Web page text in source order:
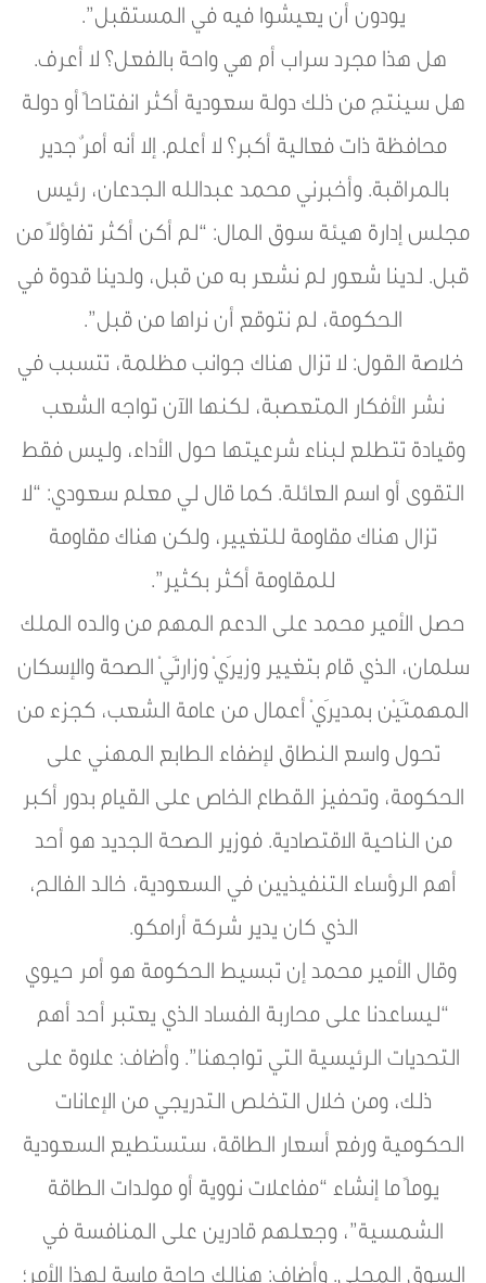
يودون أن يعيشوا فيه في المستقبل”.
هل هذا مجرد سراب أم هي واحة بالفعل؟ لا أعرف.
هل سينتج من ذلك دولة سعودية أكثر انفتاحاً أو دولة
محافظة ذات فعالية أكبر؟ لا أعلم. إلا أنه أمرٌ جدير
بالمراقبة. وأخبرني محمد عبدالله الجدعان، رئيس
مجلس إدارة هيئة سوق المال: “لم أكن أكثر تفاؤلاً من
قبل. لدينا شعور لم نشعر به من قبل، ولدينا قدوة في
الحكومة، لم نتوقع أن نراها من قبل”.
خلاصة القول: لا تزال هناك جوانب مظلمة، تتسبب في
نشر الأفكار المتعصبة، لكنها الآن تواجه الشعب
وقيادة تتطلع لبناء شرعيتها حول الأداء، وليس فقط
التقوى أو اسم العائلة. كما قال لي معلم سعودي: “لا
تزال هناك مقاومة للتغيير، ولكن هناك مقاومة
للمقاومة أكثر بكثير”.
حصل الأمير محمد على الدعم المهم من والده الملك
سلمان، الذي قام بتغيير وزيرَيْ وزارتَيْ الصحة والإسكان
المهمتَيْن بمديرَيْ أعمال من عامة الشعب، كجزء من
تحول واسع النطاق لإضفاء الطابع المهني على
الحكومة، وتحفيز القطاع الخاص على القيام بدور أكبر
من الناحية الاقتصادية. فوزير الصحة الجديد هو أحد
أهم الرؤساء التنفيذيين في السعودية، خالد الفالح،
الذي كان يدير شركة أرامكو.
وقال الأمير محمد إن تبسيط الحكومة هو أمر حيوي
“ليساعدنا على محاربة الفساد الذي يعتبر أحد أهم
التحديات الرئيسية التي تواجهنا”. وأضاف: علاوة على
ذلك، ومن خلال التخلص التدريجي من الإعانات
الحكومية ورفع أسعار الطاقة، ستستطيع السعودية
يوماً ما إنشاء “مفاعلات نووية أو مولدات الطاقة
الشمسية”، وجعلهم قادرين على المنافسة في
السوق المحلي. وأضاف: هنالك حاجة ماسة لهذا الأمر؛